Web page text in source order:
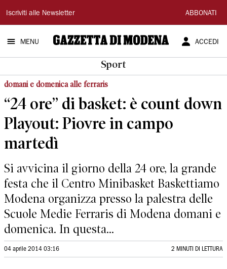
Gazzetta
di
Modena
Iscriviti alle Newsletter ABBONATI
MENU ACCEDI
Sport
domani e domenica alle ferraris
“24 ore” di basket: è count down
Playout: Piovre in campo
martedì
Si avvicina il giorno della 24 ore, la grande
festa che il Centro Minibasket Baskettiamo
Modena organizza presso la palestra delle
Scuole Medie Ferraris di Modena domani e
domenica. In questa...
04 aprile 2014 03:16 2 MINUTI DI LETTURA